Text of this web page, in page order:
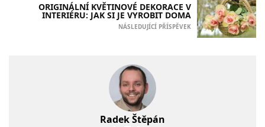
ORIGINÁLNÍ KVĚTINOVÉ DEKORACE V
INTERIÉRU: JAK SI JE VYROBIT DOMA
NÁSLEDUJÍCÍ PŘÍSPĚVEK
Radek Štěpán